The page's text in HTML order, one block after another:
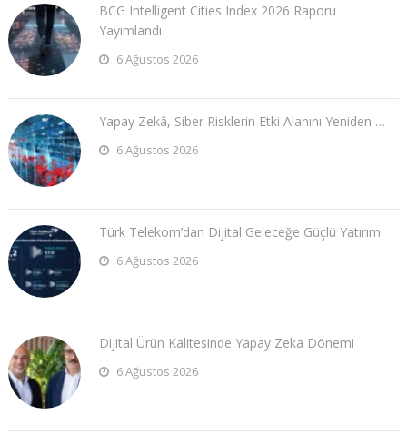
BCG Intelligent Cities Index 2026 Raporu
Yayımlandı
6 Ağustos 2026
Yapay Zekâ, Siber Risklerin Etki Alanını Yeniden …
6 Ağustos 2026
Türk Telekom’dan Dijital Geleceğe Güçlü Yatırım
6 Ağustos 2026
Dijital Ürün Kalitesinde Yapay Zeka Dönemi
6 Ağustos 2026